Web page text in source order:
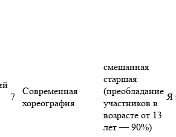
7
Современная
хореография
смешанная
старшая
(преобладание
участников в
возрасте от 13
лет — 90%)
Я